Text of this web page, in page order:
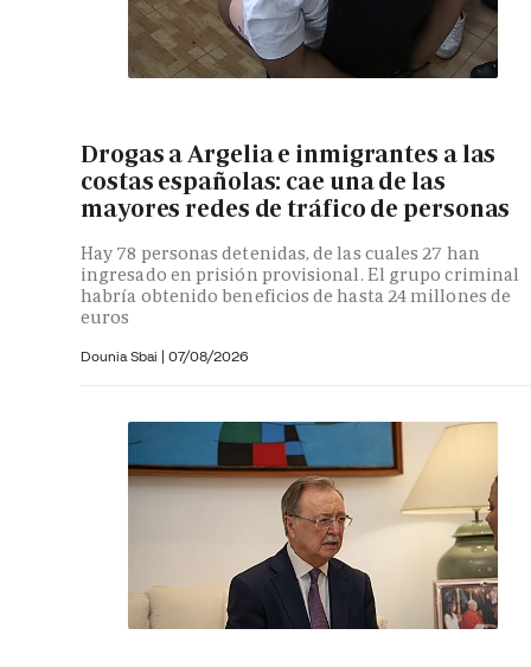
Drogas a Argelia e inmigrantes a las
costas españolas: cae una de las
mayores redes de tráfico de personas
Hay 78 personas detenidas, de las cuales 27 han
ingresado en prisión provisional. El grupo criminal
habría obtenido beneficios de hasta 24 millones de
euros
Dounia Sbai | 07/08/2026